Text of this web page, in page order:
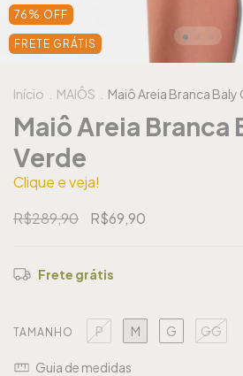
76 % OFF
FRETE GRÁTIS
Início MAIÔS Maiô Areia Branca Baly
Maiô Areia Branca
Verde
Clique e veja!
R$289,90
R$69,90
Frete grátis
TAMANHO P M G GG
Guia de medidas